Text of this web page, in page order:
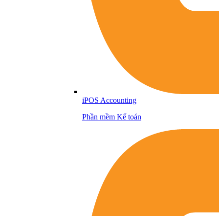
iPOS Accounting
Phần mềm Kế toán